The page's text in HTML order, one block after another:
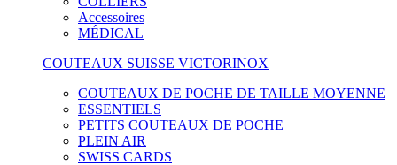
Accessoires
MÉDICAL
COUTEAUX SUISSE VICTORINOX
COUTEAUX DE POCHE DE TAILLE MOYENNE
ESSENTIELS
PETITS COUTEAUX DE POCHE
PLEIN AIR
SWISS CARDS